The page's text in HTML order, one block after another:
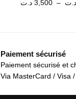
3,500 د.ت – د.ت
Paiement sécurisé
Paiement sécurisé et
Via MasterCard / Visa /